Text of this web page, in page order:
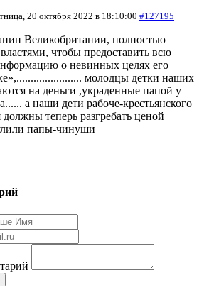
20 октября 2022 в 18:10:00 #127195
Великобритании, полностью
чтобы предоставить всю
о невинных целях его
молодцы детки наших
на деньги ,украденные папой у
а наши дети рабоче-крестьянского
теперь разгребать ценой
папы-чинуши